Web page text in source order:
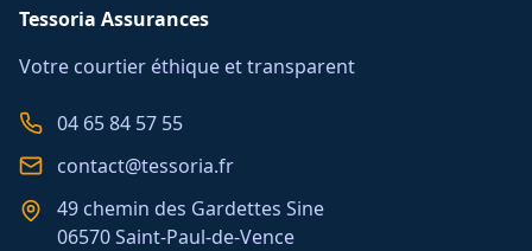
Tessoria Assurances
Votre courtier éthique et transparent
04 65 84 57 55
contact@tessoria.fr
49 chemin des Gardettes Sine
06570 Saint-Paul-de-Vence